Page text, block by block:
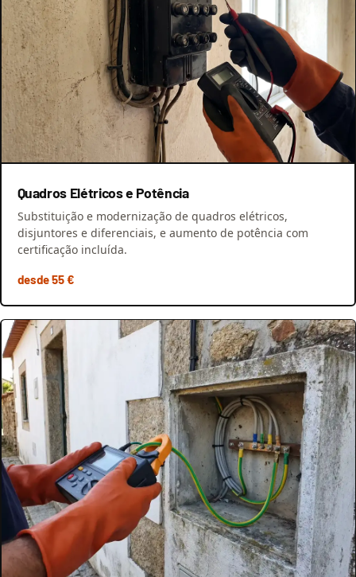
Quadros Elétricos e Potência
Substituição e modernização de quadros elétricos,
disjuntores e diferenciais, e aumento de potência com
certificação incluída.
desde 55 €